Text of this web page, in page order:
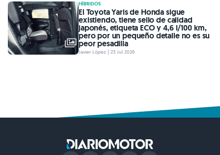
HÍBRIDOS
El Toyota Yaris de Honda sigue
existiendo, tiene sello de calidad
japonés, etiqueta ECO y 4,6 l/100 km,
pero por un pequeño detalle no es su
peor pesadilla
Javier López | 23 Jul 2026